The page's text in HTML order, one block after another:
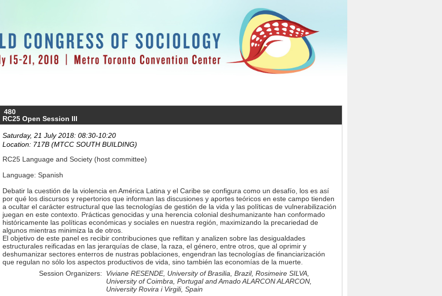
480
RC25 Open Session III
Saturday, 21 July 2018: 08:30-10:20
Location: 717B (MTCC SOUTH BUILDING)
RC25 Language and Society (host committee)
Language: Spanish
Debatir la cuestión de la violencia en América Latina y el Caribe se configura como un desafío, los es así
por qué los discursos y repertorios que informan las discusiones y aportes teóricos en este campo tienden
a ocultar el carácter estructural que las tecnologías de gestión de la vida y las políticas de vulnerabilización
juegan en este contexto. Prácticas genocidas y una herencia colonial deshumanizante han conformado
históricamente las políticas económicas y sociales en nuestra región, maximizando la precariedad de
algunos mientras minimiza la de otros.
El objetivo de este panel es recibir contribuciones que reflitan y analizen sobre las desigualdades
estructurales reificadas en las jerarquías de clase, la raza, el género, entre otros, que al oprimir y
deshumanizar sectores enterros de nustras poblaciones, engendran las tecnologías de financiarización
que regulan no sólo los aspectos productivos de vida, sino también las economías de la muerte.
Session Organizers:
Viviane RESENDE, University of Brasilia, Brazil, Rosimeire SILVA,
University of Coimbra, Portugal andAmado ALARCON ALARCON,
University Rovira i Virgili, Spain